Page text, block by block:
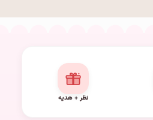
نظر + هدیه